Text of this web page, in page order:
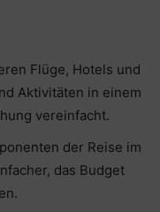
Flüge, Hotels und
Aktivitäten in einem
vereinfacht.
der Reise im
das Budget